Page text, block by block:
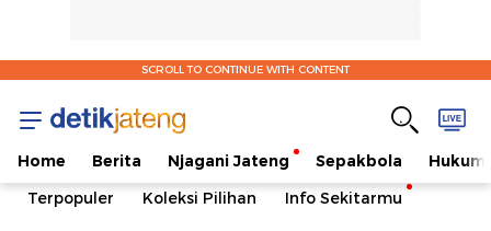
SCROLL TO CONTINUE WITH CONTENT
Home Berita Njagani Jateng Sepakbola
Hukum
Terpopuler
Koleksi Pilihan Info Sekitarmu